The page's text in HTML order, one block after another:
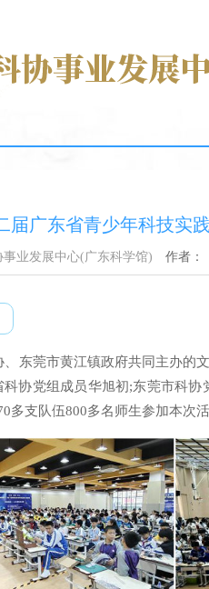
届广东省青少年科技实
事业发展中心(广东科学馆) 作者：
、东莞市黄江镇政府共同主办的
协党组成员华旭初;东莞市科
多支队伍800多名师生参加本次